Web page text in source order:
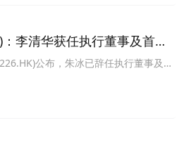
。李清华获任执行董事及首席
公布，朱冰已辞任执行董事及首
月5日起生效。